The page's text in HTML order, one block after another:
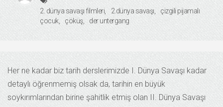
2. dünya savaşı filmleri 2.dünya savaşı
çizgili pijamalı
çocuk
çöküş der untergang
Her ne kadar biz tarih derslerimizde I. Dünya Savaşı kadar
detaylı öğrenmemiş olsak da, tarihin en büyük
soykırımlarından birine şahitlik etmiş olan II. Dünya Savaşı